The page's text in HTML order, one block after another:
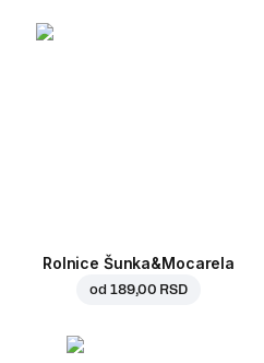
Rolnice Šunka&Mocarela
od 189,00 RSD